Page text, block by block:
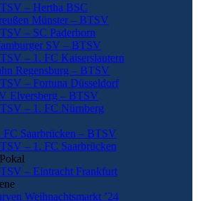
– Hertha BSC
Münster – BTSV
– SC Paderborn
SV – BTSV
– 1. FC Kaiserslautern
Regensburg – BTSV
– Fortuna Düsseldorf
Elversberg – BTSV
– 1. FC Nürnberg
FC Saarbrücken – BTSV
– 1. FC Saarbrücken
– Eintracht Frankfurt
Weihnachtsmarkt ’24